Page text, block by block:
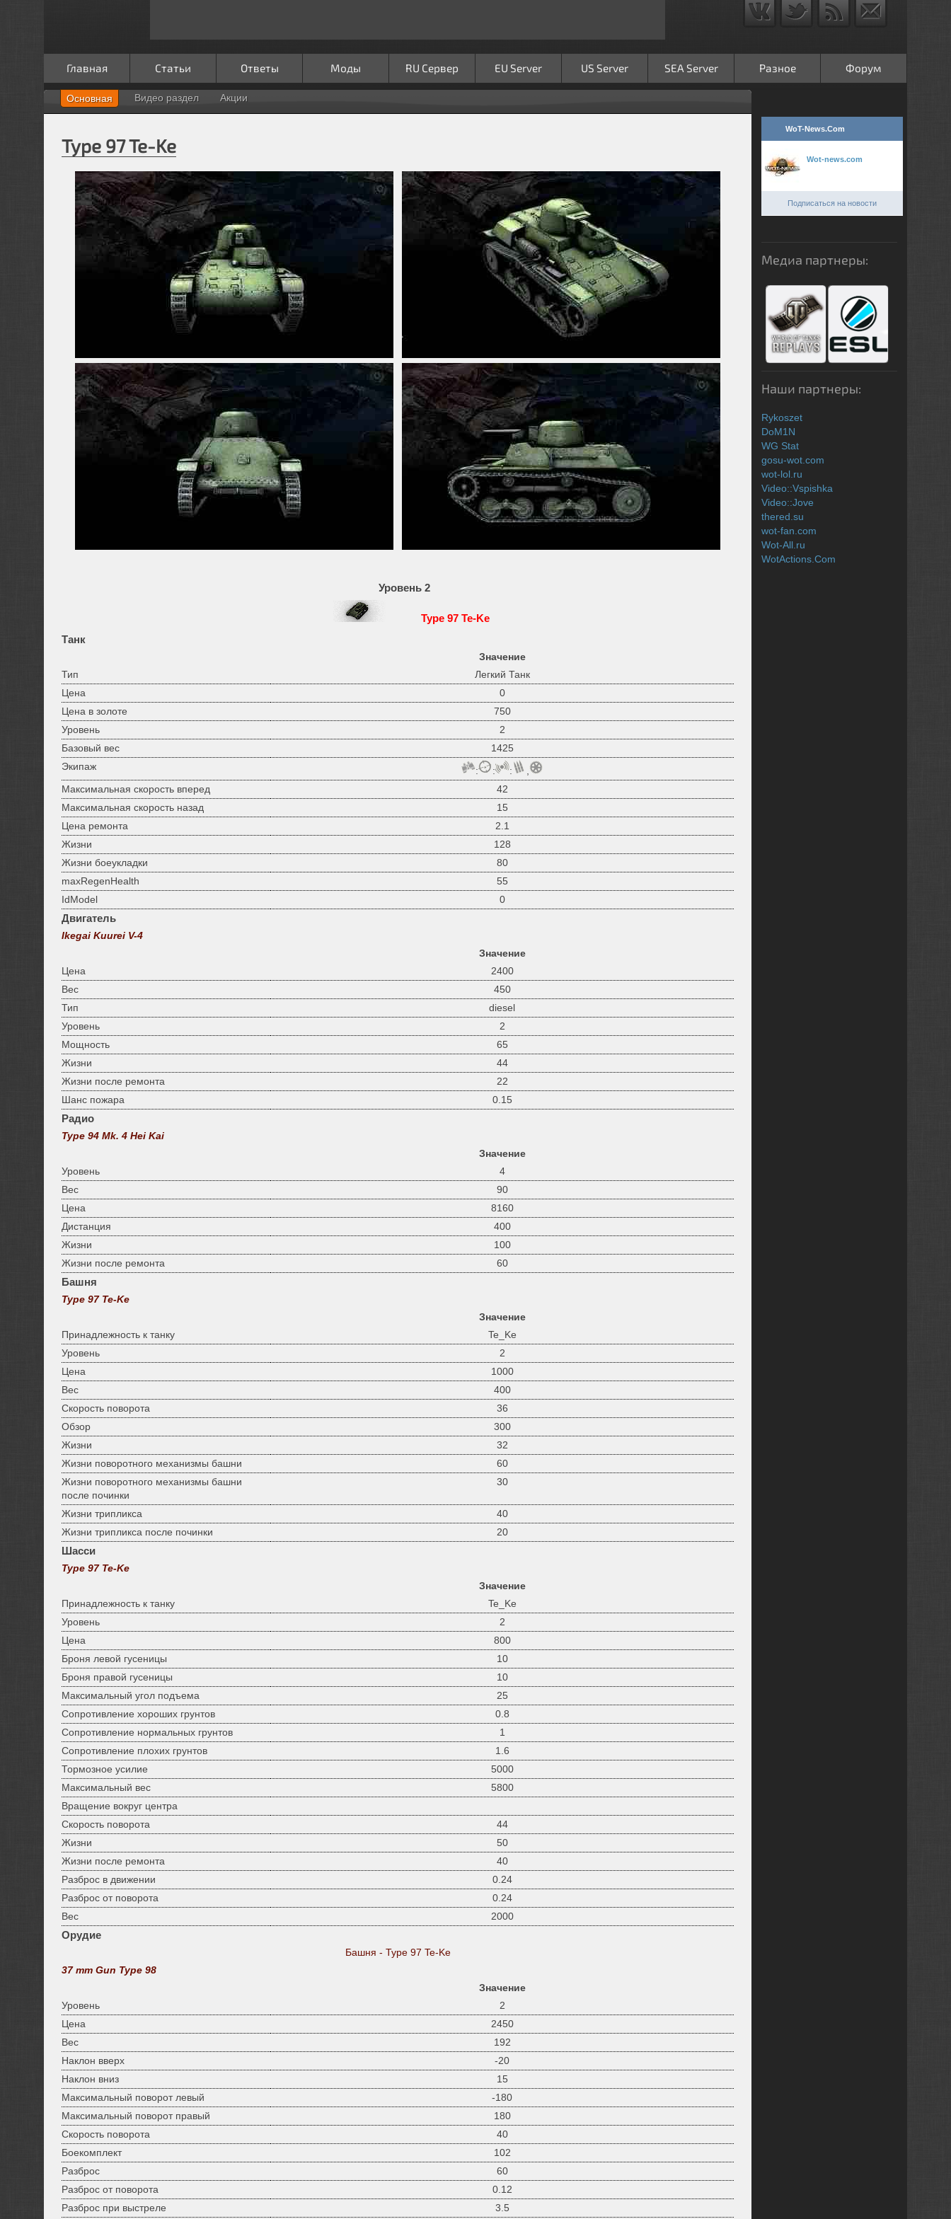
Главная Статьи Ответы Моды RU Сервер EU Server US Server SEA Server Разное Форум
Основная Видео раздел Акции
Type 97 Te-Ke
Уровень 2
Type 97 Te-Ke
Танк
Значение
Тип
Легкий Танк
Цена
0
Цена в золоте
750
Уровень
2
Базовый вес
1425
Экипаж
: : :
Максимальная скорость вперед
42
Максимальная скорость назад
15
Цена ремонта
2.1
Жизни
128
Жизни боеукладки
80
maxRegenHealth
55
IdModel
0
Двигатель
Ikegai Kuurei V-4
Значение
Цена
2400
Вес
450
Тип
diesel
Уровень
2
Мощность
65
Жизни
44
Жизни после ремонта
22
Шанс пожара
0.15
Радио
Type 94 Mk. 4 Hei Kai
Значение
Уровень
4
Вес
90
Цена
8160
Дистанция
400
Жизни
100
Жизни после ремонта
60
Башня
Type 97 Te-Ke
Значение
Принадлежность к танку
Te_Ke
Уровень
2
Цена
1000
Вес
400
Скорость поворота
36
Обзор
300
Жизни
32
Жизни поворотного механизмы башни
60
Жизни поворотного механизмы башни
после починки
30
Жизни трипликса
40
Жизни трипликса после починки
20
Шасси
Type 97 Te-Ke
Значение
Принадлежность к танку
Te_Ke
Уровень
2
Цена
800
Броня левой гусеницы
10
Броня правой гусеницы
10
Максимальный угол подъема
25
Сопротивление хороших грунтов
0.8
Сопротивление нормальных грунтов
1
Сопротивление плохих грунтов
1.6
Тормозное усилие
5000
Максимальный вес
5800
Вращение вокруг центра
Скорость поворота
44
Жизни
50
Жизни после ремонта
40
Разброс в движении
0.24
Разброс от поворота
0.24
Вес
2000
Орудие
Башня - Type 97 Te-Ke
37 mm Gun Type 98
Значение
Уровень
2
Цена
2450
Вес
192
Наклон вверх
-20
Наклон вниз
15
Максимальный поворот левый
-180
Максимальный поворот правый
180
Скорость поворота
40
Боекомплект
102
Разброс
60
Разброс от поворота
0.12
Разброс при выстреле
3.5
WoT-News.Com
Wot-news.com
Подписаться на новости
Медиа партнеры:
Наши партнеры:
Rykoszet
DoM1N
WG Stat
gosu-wot.com
wot-lol.ru
Video::Vspishka
Video::Jove
thered.su
wot-fan.com
Wot-All.ru
WotActions.Com